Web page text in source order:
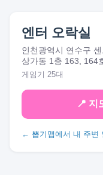
엔터 오락실
인천광역시 연수구
상가동 1층 163, 164
게임기 25대
📍 지
← 뽑기맵에서 내 주변